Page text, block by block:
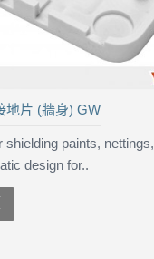
地片 (牆身) GW
shielding paints,
design for..